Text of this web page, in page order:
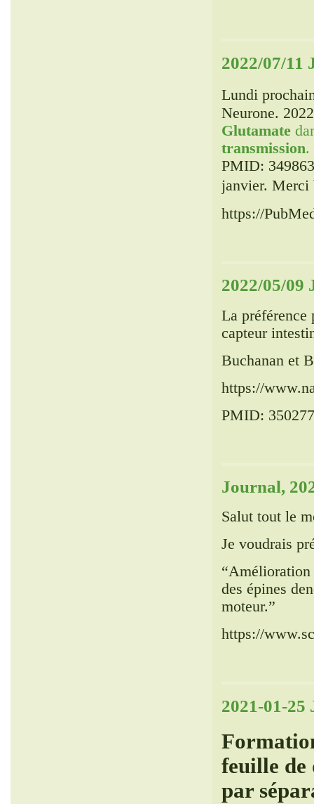
2022/07/11
Lundi
Neurone.
Glutamate
transmission.
PMID:
janvier. Merci
https://
2022/05/09
La préférence
capteur
Buchanan et
https://
PMID:
Journal,
Salut tout le
Je voudrais
“Amélioration
des épines
moteur.”
https://
2021-01-
feuille de
par